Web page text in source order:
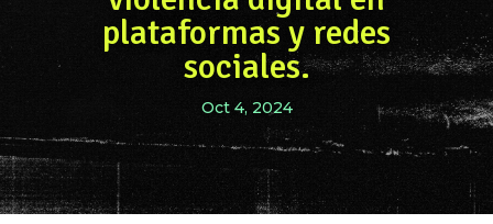
plataformas y redes
sociales.
Oct 4, 2024